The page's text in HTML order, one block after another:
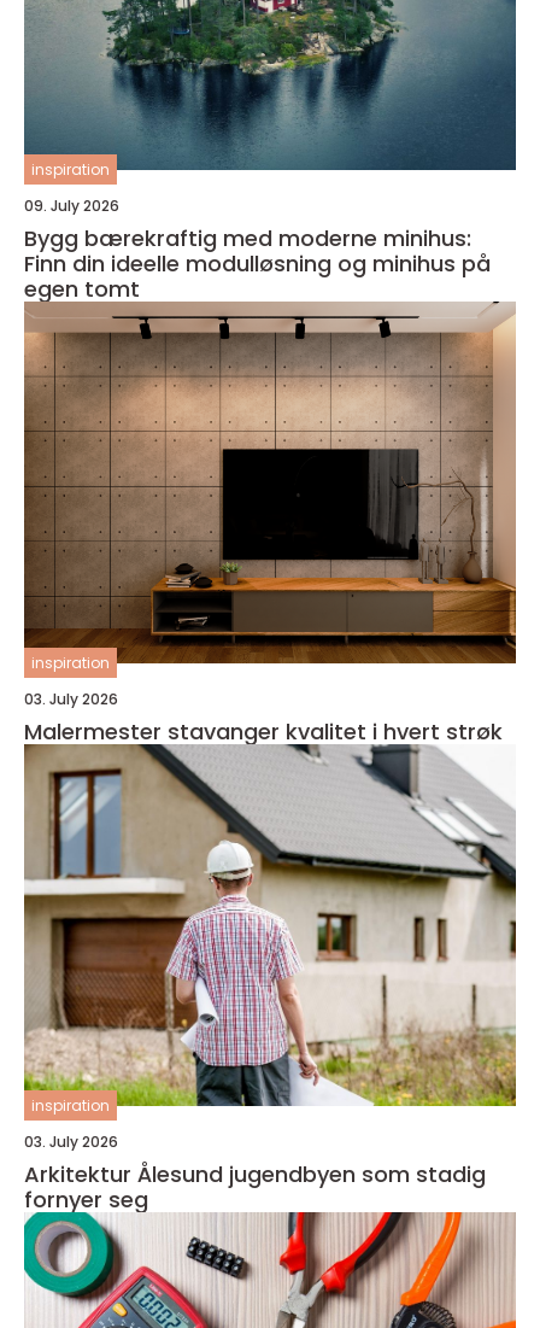
inspiration
09. July 2026
Bygg bærekraftig med moderne minihus:
Finn din ideelle modulløsning og minihus på
egen tomt
inspiration
03. July 2026
Malermester stavanger kvalitet i hvert strøk
inspiration
03. July 2026
Arkitektur Ålesund jugendbyen som stadig
fornyer seg